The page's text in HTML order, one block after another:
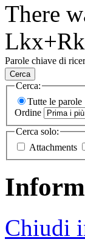
There
Parole chiave di
Cerca
Cerca:
Tutte le parole
Ordine
Cerca solo:
Attachments
Chiudi